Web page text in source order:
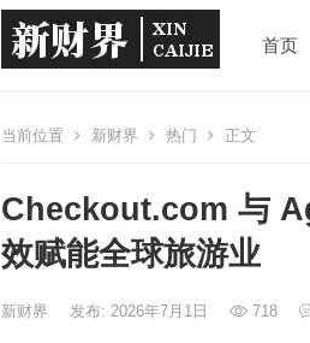
首页
当前位置 新财界 热门 正文
Checkout.com 与
效赋能全球旅游业
新财界 发布: 2026年7月1日 718